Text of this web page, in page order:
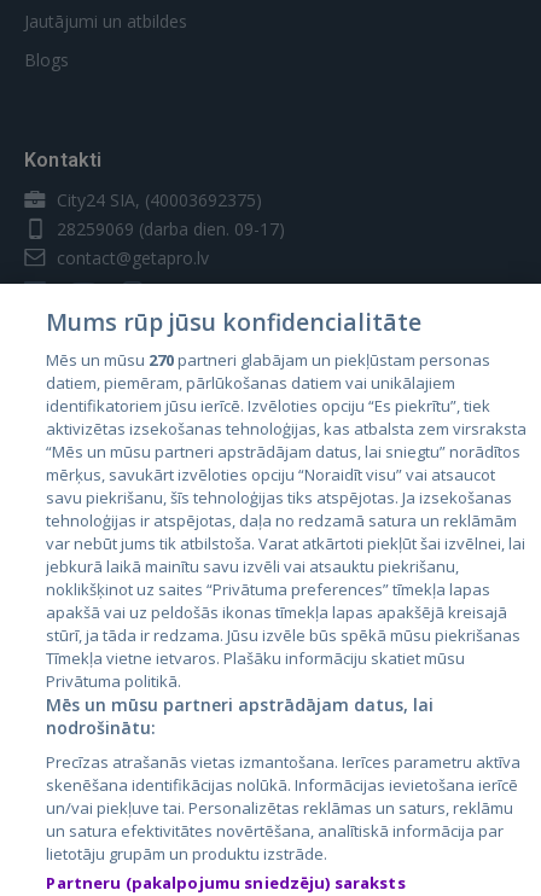
Jautājumi un atbildes
Blogs
Kontakti
City24 SIA, (40003692375)
28259069 (darba dien. 09-17)
contact@getapro.lv
Valstis
Igaunija
Latvija
Lietuva
City24.lv
City24.ee
GetaPro.lv
GetaPro.ee
Skelbiu.lt
Autoplius.lt
Kainos.lt
Paslaugos.lt
auto24.ee
KV.ee
Osta.ee
Mums rūp jūsu konfidencialitāte
Mēs un mūsu 270partneri glabājam un piekļūstam personas
datiem, piemēram, pārlūkošanas datiem vai unikālajiem
identifikatoriem jūsu ierīcē. Izvēloties opciju “Es piekrītu”, tiek
aktivizētas izsekošanas tehnoloģijas, kas atbalsta zem virsraksta
“Mēs un mūsu partneri apstrādājam datus, lai sniegtu” norādītos
mērķus, savukārt izvēloties opciju “Noraidīt visu” vai atsaucot
savu piekrišanu, šīs tehnoloģijas tiks atspējotas. Ja izsekošanas
tehnoloģijas ir atspējotas, daļa no redzamā satura un reklāmām
var nebūt jums tik atbilstoša. Varat atkārtoti piekļūt šai izvēlnei, lai
jebkurā laikā mainītu savu izvēli vai atsauktu piekrišanu,
noklikšķinot uz saites “Privātuma preferences” tīmekļa lapas
apakšā vai uz peldošās ikonas tīmekļa lapas apakšējā kreisajā
stūrī, ja tāda ir redzama. Jūsu izvēle būs spēkā mūsu piekrišanas
Tīmekļa vietne ietvaros. Plašāku informāciju skatiet mūsu
Privātuma politikā.
Mēs un mūsu partneri apstrādājam datus, lai
nodrošinātu:
Precīzas atrašanās vietas izmantošana. Ierīces parametru aktīva
skenēšana identifikācijas nolūkā. Informācijas ievietošana ierīcē
un/vai piekļuve tai. Personalizētas reklāmas un saturs, reklāmu
un satura efektivitātes novērtēšana, analītiskā informācija par
lietotāju grupām un produktu izstrāde.
Partneru (pakalpojumu sniedzēju) saraksts